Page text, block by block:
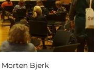
Morten Bjerk